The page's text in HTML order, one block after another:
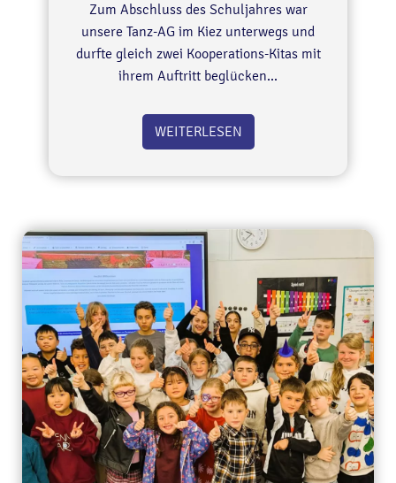
Zum Abschluss des Schuljahres war
unsere Tanz-AG im Kiez unterwegs und
durfte gleich zwei Kooperations-Kitas mit
ihrem Auftritt beglücken...
WEITERLESEN